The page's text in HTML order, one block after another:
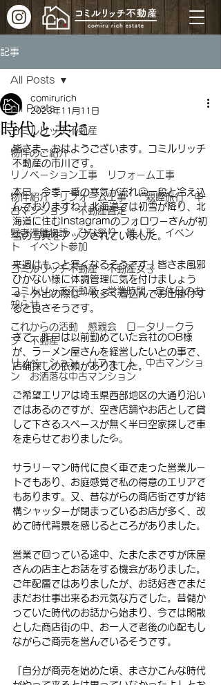
記事
All Posts
コミルリッチ不動産
物件のご紹介
リノベーション工事 リフォーム工事
物件紹介 リフォーム工事 親睦旅行 中
古マンション 不動産査定
野老澤雛物語 ひな祭り 雛人形 イベン
ト イベント参加
コミルリッチ不動産 不動産女子
コミルリッチ不動産 営業時間 定休日のお
知らせ
これからの活動 懇親会 ロータリークラ
ブ 不動産
リノベーション リフォーム 中古マンショ
ン お洒落な中古マンション
All Posts
時代と共に
comirurich
2023年11月11日
皆さま、おはようございます。コミルリッチ
不動産の市川です。
本日、今季一番の寒気が流れ🥶一段と冷え込
んでおりますね！北海道では初雪が降り、北
海道に住むInstagramのフォロワーさんが初
雪の写真をアップされていました。
来週はもっと寒くなるそうです！皆さま風邪
ひかない様に体調管理に気を付けましょう
☺。外出の際は一枚多く着込んでお出掛けす
ると良さそうです。
さて、昨日は以前勤めていた会社のOB様
が、ラーメン屋さんを経営したいとの事で、
店舗探しの依頼がありました。
ご希望エリアは埼玉県西部地区の大通り沿い
ではあるのですが、空き店舗やお店として貸
して下さるスペースが無く半日空家探しで車
を走らせておりました💦。
サラリーマン時代に良く車で走った営業ルー
トでもあり、お庭感覚で私の得意のエリアで
もあります。又、昔ながらの商店街ですが結
構シャッターが閉まっているお店が多く、改
めて時代背景を感じるところがありました。
営業で回っている途中、たまたまですが床屋
さんの店主とお話をする機会がありました。
ご年配層ではありましたが、お話好きでまだ
まだお仕事出来るお元気な方でした。昔儲か
っていた時代のお話から始まり、今では閑散
とした商店街の中、お一人で老後の心配もし
ながらご商売を営んでいるそうです。
『自分が商売を始めた頃、まさかこんな時代